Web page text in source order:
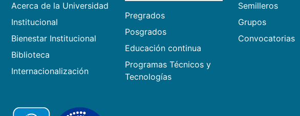
Acerca de la Universidad
Institucional
Bienestar Institucional
Biblioteca
Internacionalización
Pregrados
Posgrados
Educación continua
Programas Técnicos y
Tecnologías
Semilleros
Grupos
Convocatorias